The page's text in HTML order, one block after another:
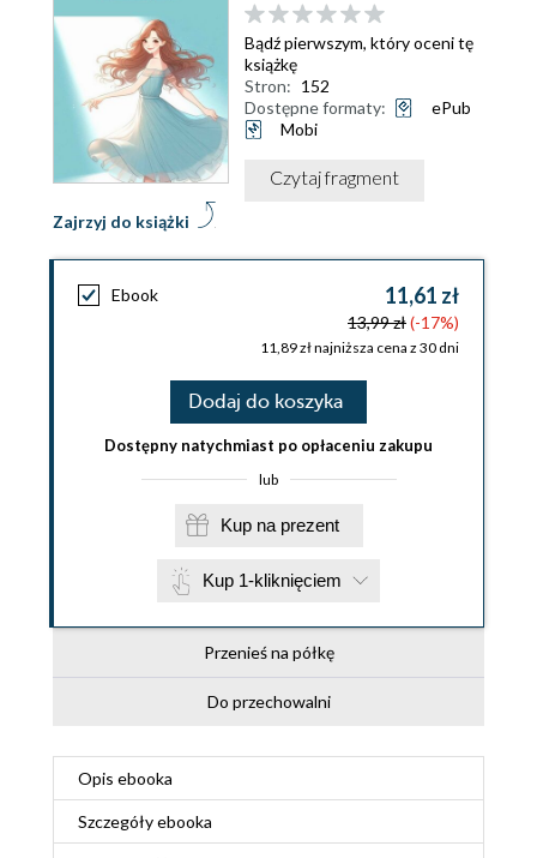
Zajrzyj do książki
Bądź pierwszym, który oceni tę
książkę
Stron: 152
Dostępne formaty:
ePub
Mobi
Czytaj fragment
Ebook 11,61 zł
13,99 zł(-17%)
11,89 zł najniższa cena z 30 dni
Dodaj do koszyka
Dostępny natychmiast po opłaceniu zakupu
lub
Kup na prezent
Kup 1-kliknięciem
Przenieś na półkę
Do przechowalni
Opis ebooka
Szczegółyebooka